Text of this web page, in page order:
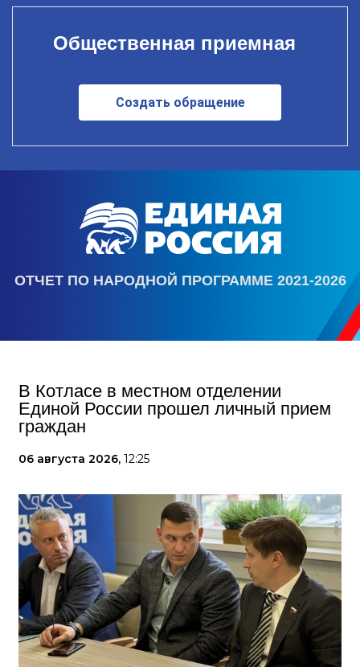
Общественная приемная
Создать обращение
ОТЧЕТ ПО НАРОДНОЙ ПРОГРАММЕ 2021-2026
В Котласе в местном отделении
Единой России прошел личный прием
граждан
06 августа 2026, 12:25